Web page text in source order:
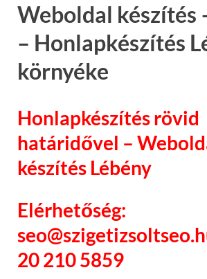
Weboldal készítés
– Honlapkészítés
környéke
Honlapkészítés rövid
határidővel –
készítés Lébény
Elérhetőség:
20 210 5859